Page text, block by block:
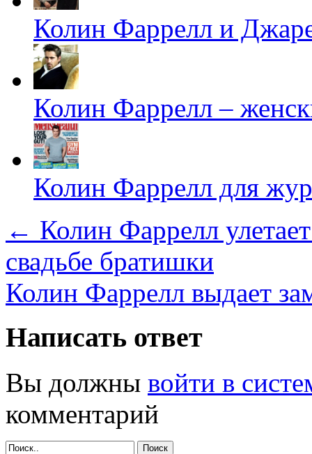
Колин Фаррелл и
Колин Фаррелл –
Колин Фаррелл для
← Колин Фаррелл
свадьбе братишки
Колин Фаррелл выдает
Написать ответ
Вы должны войти в
комментарий
Поиск